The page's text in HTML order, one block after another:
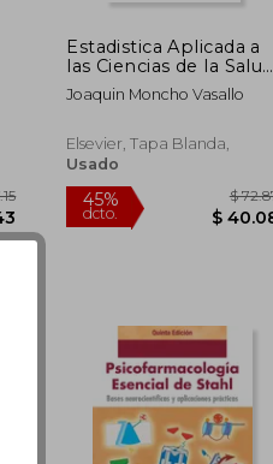
Estadistica Aplicada a
las Ciencias de la Salud
(2ª Ed. )
Joaquin Moncho Vasallo
Elsevier, Tapa Blanda,
Usado